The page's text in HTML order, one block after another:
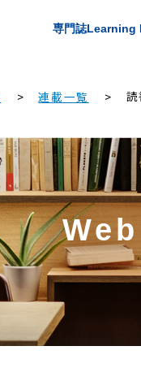
専門誌Learning
連載一覧